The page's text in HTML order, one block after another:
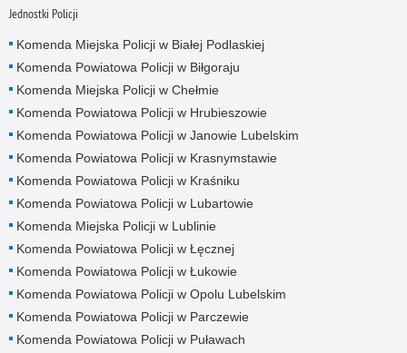
Jednostki Policji
Komenda Miejska Policji w Białej Podlaskiej
Komenda Powiatowa Policji w Biłgoraju
Komenda Miejska Policji w Chełmie
Komenda Powiatowa Policji w Hrubieszowie
Komenda Powiatowa Policji w Janowie Lubelskim
Komenda Powiatowa Policji w Krasnymstawie
Komenda Powiatowa Policji w Kraśniku
Komenda Powiatowa Policji w Lubartowie
Komenda Miejska Policji w Lublinie
Komenda Powiatowa Policji w Łęcznej
Komenda Powiatowa Policji w Łukowie
Komenda Powiatowa Policji w Opolu Lubelskim
Komenda Powiatowa Policji w Parczewie
Komenda Powiatowa Policji w Puławach